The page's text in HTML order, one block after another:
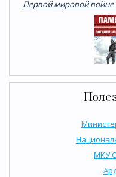
Первой мировой войне
МКУ